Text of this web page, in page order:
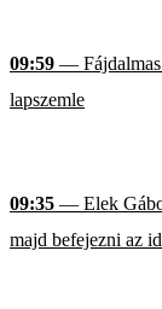
09:59 — Fájdalmas
lapszemle
09:35 — Elek
majd befejezni az